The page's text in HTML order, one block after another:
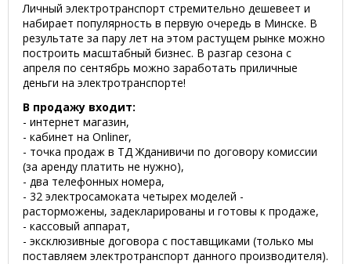
Личный электротранспорт стремительно дешевеет и
набирает популярность в первую очередь в Минске. В
результате за пару лет на этом растущем рынке можно
построить масштабный бизнес. В разгар сезона с
апреля по сентябрь можно заработать приличные
деньги на электротранспорте!
В продажу входит:
- интернет магазин,
- кабинет на Onliner,
- точка продаж в ТД Жданивичи по договору комиссии
(за аренду платить не нужно),
- два телефонных номера,
- 32 электросамоката четырех моделей -
расторможены, задекларированы и готовы к продаже,
- кассовый аппарат,
- эксклюзивные договора с поставщиками (только мы
поставляем электротранспорт данного производителя).